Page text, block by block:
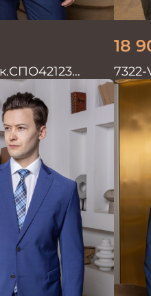
однотон
18